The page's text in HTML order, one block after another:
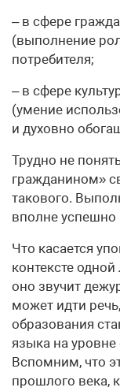
– в сфере
(выполнение
потребителя;
– в сфере
(умение
и духовно
Трудно не
гражданином»
такового.
вполне
Что касается
контексте
оно звучит
может идти
образования
языка на
Вспомним, что
прошлого века,